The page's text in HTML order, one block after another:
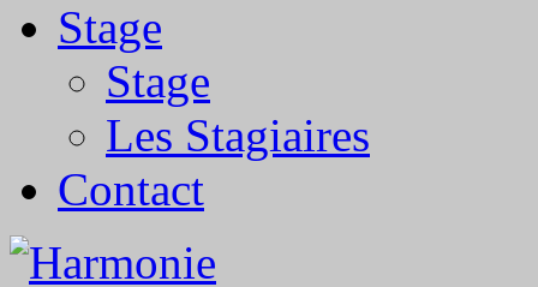
Stage
Stage
Les Stagiaires
Contact